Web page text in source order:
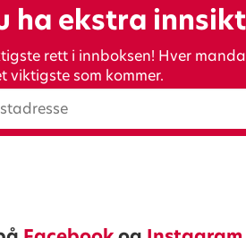
ha ekstra
rett i innboksen! Hver
viktigste som kommer.